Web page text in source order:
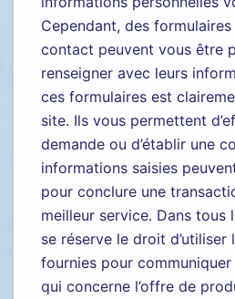
Cependant, des
contact peuvent vous être
renseigner avec leurs
ces formulaires est
site. Ils vous permettent
demande ou d’établir une
informations saisies
pour conclure une
meilleur service. Dans tous
se réserve le droit
fournies pour
qui concerne l’offre de